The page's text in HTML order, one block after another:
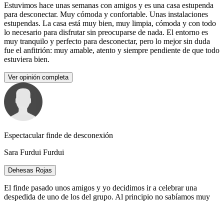
Estuvimos hace unas semanas con amigos y es una casa estupenda
para desconectar. Muy cómoda y confortable. Unas instalaciones
estupendas. La casa está muy bien, muy limpia, cómoda y con todo
lo necesario para disfrutar sin preocuparse de nada. El entorno es
muy tranquilo y perfecto para desconectar, pero lo mejor sin duda
fue el anfitrión: muy amable, atento y siempre pendiente de que todo
estuviera bien.
Ver opinión completa
Espectacular finde de desconexión
Sara Furdui Furdui
Dehesas Rojas
El finde pasado unos amigos y yo decidimos ir a celebrar una
despedida de uno de los del grupo. Al principio no sabíamos muy